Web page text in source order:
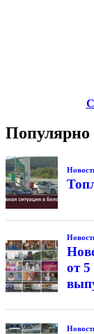
Популярно
от